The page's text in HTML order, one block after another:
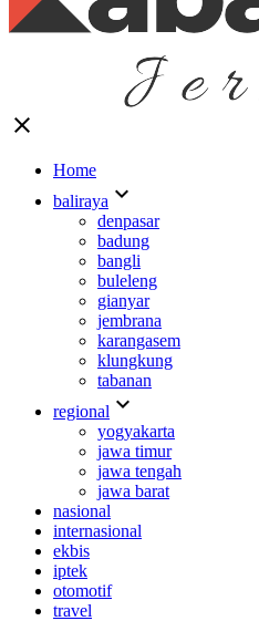
close
Home
baliraya expand_more
denpasar
badung
bangli
buleleng
gianyar
jembrana
karangasem
klungkung
tabanan
regional expand_more
yogyakarta
jawa timur
jawa tengah
jawa barat
nasional
internasional
ekbis
iptek
otomotif
travel